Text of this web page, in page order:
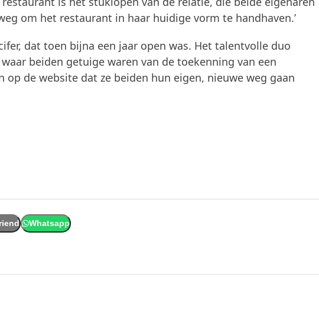
om het restaurant in haar huidige vorm te handhaven.’
dat toen bijna een jaar open was. Het talentvolle duo
beiden getuige waren van de toekenning van een
op de website dat ze beiden hun eigen, nieuwe weg gaan
Whatsapp